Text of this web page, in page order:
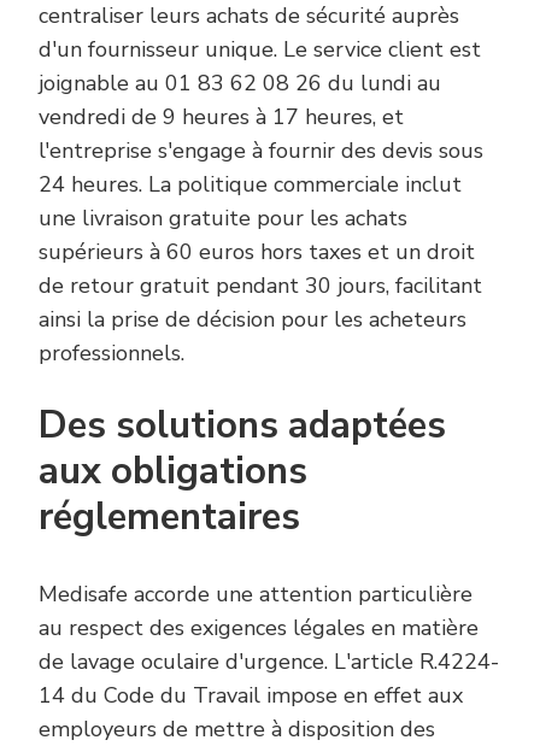
centraliser leurs achats de sécurité auprès
d'un fournisseur unique. Le service client est
joignable au 01 83 62 08 26 du lundi au
vendredi de 9 heures à 17 heures, et
l'entreprise s'engage à fournir des devis sous
24 heures. La politique commerciale inclut
une livraison gratuite pour les achats
supérieurs à 60 euros hors taxes et un droit
de retour gratuit pendant 30 jours, facilitant
ainsi la prise de décision pour les acheteurs
professionnels.
Des solutions adaptées
aux obligations
réglementaires
Medisafe accorde une attention particulière
au respect des exigences légales en matière
de lavage oculaire d'urgence. L'article R.4224-
14 du Code du Travail impose en effet aux
employeurs de mettre à disposition des